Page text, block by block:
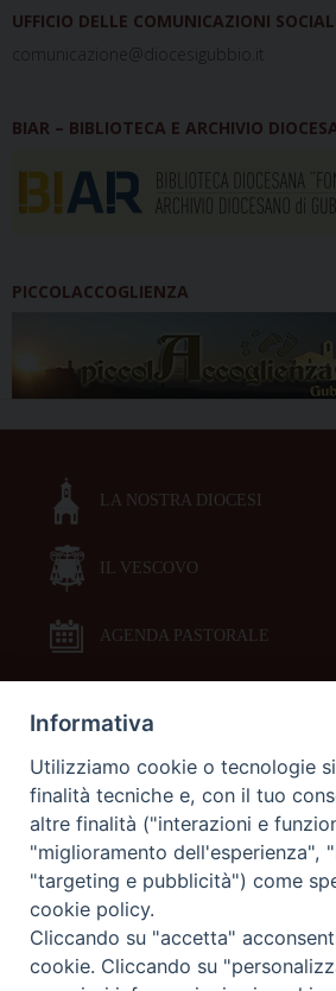
UFFICIO DELLE COMUNICAZIONI
comunicazione@diocesigubbio.it
BIAR – BIBLIOTECA E ARCHIVIO
PICCOLACCOGLIENZA
LA NOSTRA DIOCESI
IL VESCOVO
AGENDA PASTORALE
DOCUMENTI PASTORALI
ORARI MESSE
LITURGIA DELLE ORE
GALLERIE FOTOGRAFICHE
Informativa
Utilizziamo cookie o tecnologie
finalità tecniche e, con il tuo
altre finalità ("interazioni e
"miglioramento dell'esperienza",
"targeting e pubblicità") come
cookie policy.
Cliccando su "accetta"
cookie. Cliccando su